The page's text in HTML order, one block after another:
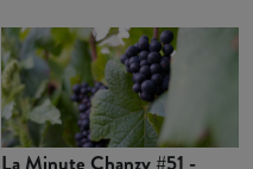
La Minute Chanzy #51 -